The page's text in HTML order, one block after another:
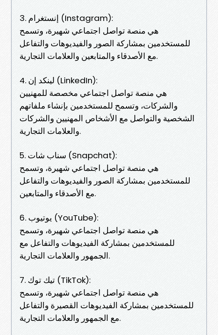
3. إنستغرام (Instagram):
هي منصة تواصل اجتماعي شهيرة، وتسمح
للمستخدمين بمشاركة الصور والفيديوهات والتفاعل
مع الأصدقاء والمتابعين والعلامات التجارية.
4. لينكد إن (LinkedIn):
هي منصة تواصل اجتماعي مخصصة للمهنيين
والشركات، وتسمح للمستخدمين بإنشاء ملفاتهم
الشخصية والتواصل مع الأشخاص المهنيين والشركات
والعلامات التجارية.
5. سناب شات (Snapchat):
هي منصة تواصل اجتماعي شهيرة، وتسمح
للمستخدمين بمشاركة الصور والفيديوهات والتفاعل
مع الأصدقاء والمتابعين.
6. يوتيوب (YouTube):
هي منصة تواصل اجتماعي شهيرة، وتسمح
للمستخدمين بمشاركة الفيديوهات والتفاعل مع
الجمهور والعلامات التجارية.
7. تيك توك (TikTok):
هي منصة تواصل اجتماعي شهيرة، وتسمح
للمستخدمين بمشاركة الفيديوهات القصيرة والتفاعل
مع الجمهور والعلامات التجارية.